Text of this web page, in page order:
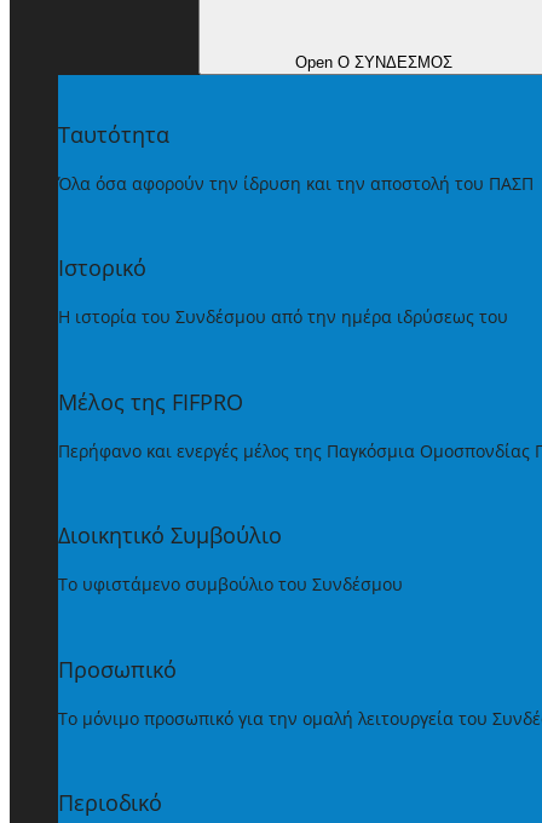
Open Ο ΣΥΝΔΕΣΜΟΣ
Ταυτότητα
Όλα όσα αφορούν την ίδρυση και την αποστολή του ΠΑΣΠ
Ιστορικό
Η ιστορία του Συνδέσμου από την ημέρα ιδρύσεως του
Μέλος της FIFPRO
Περήφανο και ενεργές μέλος της Παγκόσμια Ομοσπονδίας
Διοικητικό Συμβούλιο
Το υφιστάμενο συμβούλιο του Συνδέσμου
Προσωπικό
Το μόνιμο προσωπικό για την ομαλή λειτουργεία του
Περιοδικό